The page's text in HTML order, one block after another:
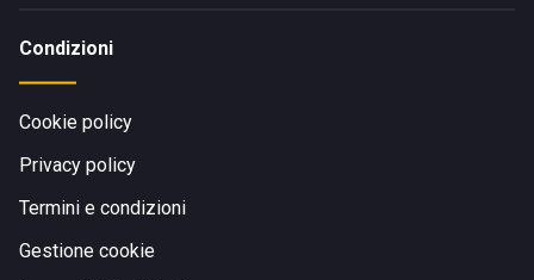
Condizioni
Cookie policy
Privacy policy
Termini e condizioni
Gestione cookie